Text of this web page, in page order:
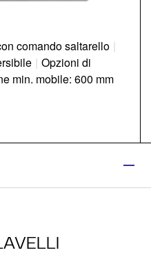
comando saltarello |
| Opzioni di
min. mobile: 600 mm